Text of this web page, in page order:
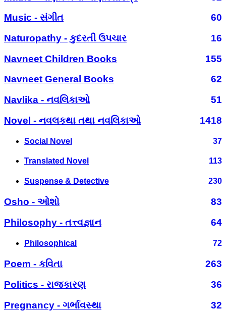
Music - સંગીત
60
Naturopathy - કુદરતી ઉપચાર
16
Navneet Children Books
155
Navneet General Books
62
Navlika - નવલિકાઓ
51
Novel - નવલકથા તથા નવલિકાઓ
1418
Social Novel 37
Translated Novel 113
Suspense & Detective 230
Osho - ઓશો
83
Philosophy - તત્ત્વજ્ઞાન
64
Philosophical 72
Poem - કવિતા
263
Politics - રાજકારણ
36
Pregnancy - ગર્ભાવસ્થા
32